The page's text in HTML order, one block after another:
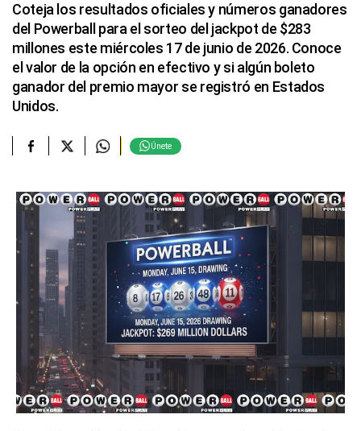
Coteja los resultados oficiales y números ganadores
del Powerball para el sorteo del jackpot de $283
millones este miércoles 17 de junio de 2026. Conoce
el valor de la opción en efectivo y si algún boleto
ganador del premio mayor se registró en Estados
Unidos.
Únete